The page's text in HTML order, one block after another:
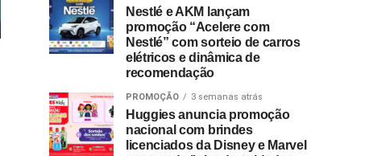
Nestlé e AKM lançam
promoção “Acelere com
Nestlé” com sorteio de carros
elétricos e dinâmica de
recomendação
PROMOÇÃO 3 semanas atrás
Huggies anuncia promoção
nacional com brindes
licenciados da Disney e Marvel